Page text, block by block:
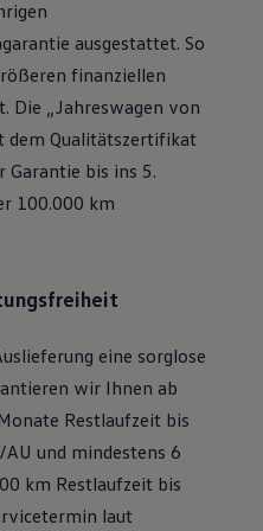
Zubehör
Elektronik
finden
Login und Shop
Karten und Radio
ausgestattet. So
finanziellen
Die „Jahreswagen von
dem Qualitätszertifikat
Garantie bis ins 5.
100.000 km
eine sorglose
wir Ihnen ab
Restlaufzeit bis
AU und mindestens 6
km Restlaufzeit bis
laut